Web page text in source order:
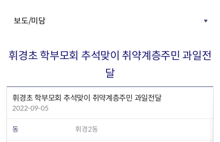
보도/미담
휘경초 학부모회 추석맞이 취약계층주민 과일전
달
휘경초 학부모회 추석맞이 취약계층주민 과일전달
2022-09-05
동 휘경2동